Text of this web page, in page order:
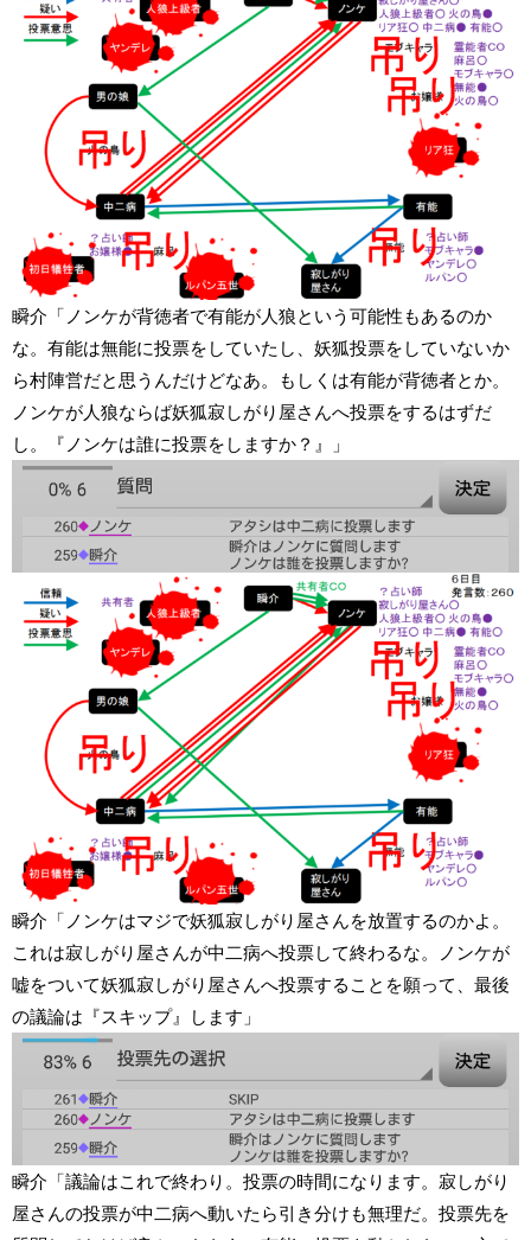
瞬介「ノンケが背徳者で有能が人狼という可能性もあるのか
な。有能は無能に投票をしていたし、妖狐投票をしていないか
ら村陣営だと思うんだけどなあ。もしくは有能が背徳者とか。
ノンケが人狼ならば妖狐寂しがり屋さんへ投票をするはずだ
し。『ノンケは誰に投票をしますか？』」
瞬介「ノンケはマジで妖狐寂しがり屋さんを放置するのかよ。
これは寂しがり屋さんが中二病へ投票して終わるな。ノンケが
嘘をついて妖狐寂しがり屋さんへ投票することを願って、最後
の議論は『スキップ』します」
瞬介「議論はこれで終わり。投票の時間になります。寂しがり
屋さんの投票が中二病へ動いたら引き分けも無理だ。投票先を